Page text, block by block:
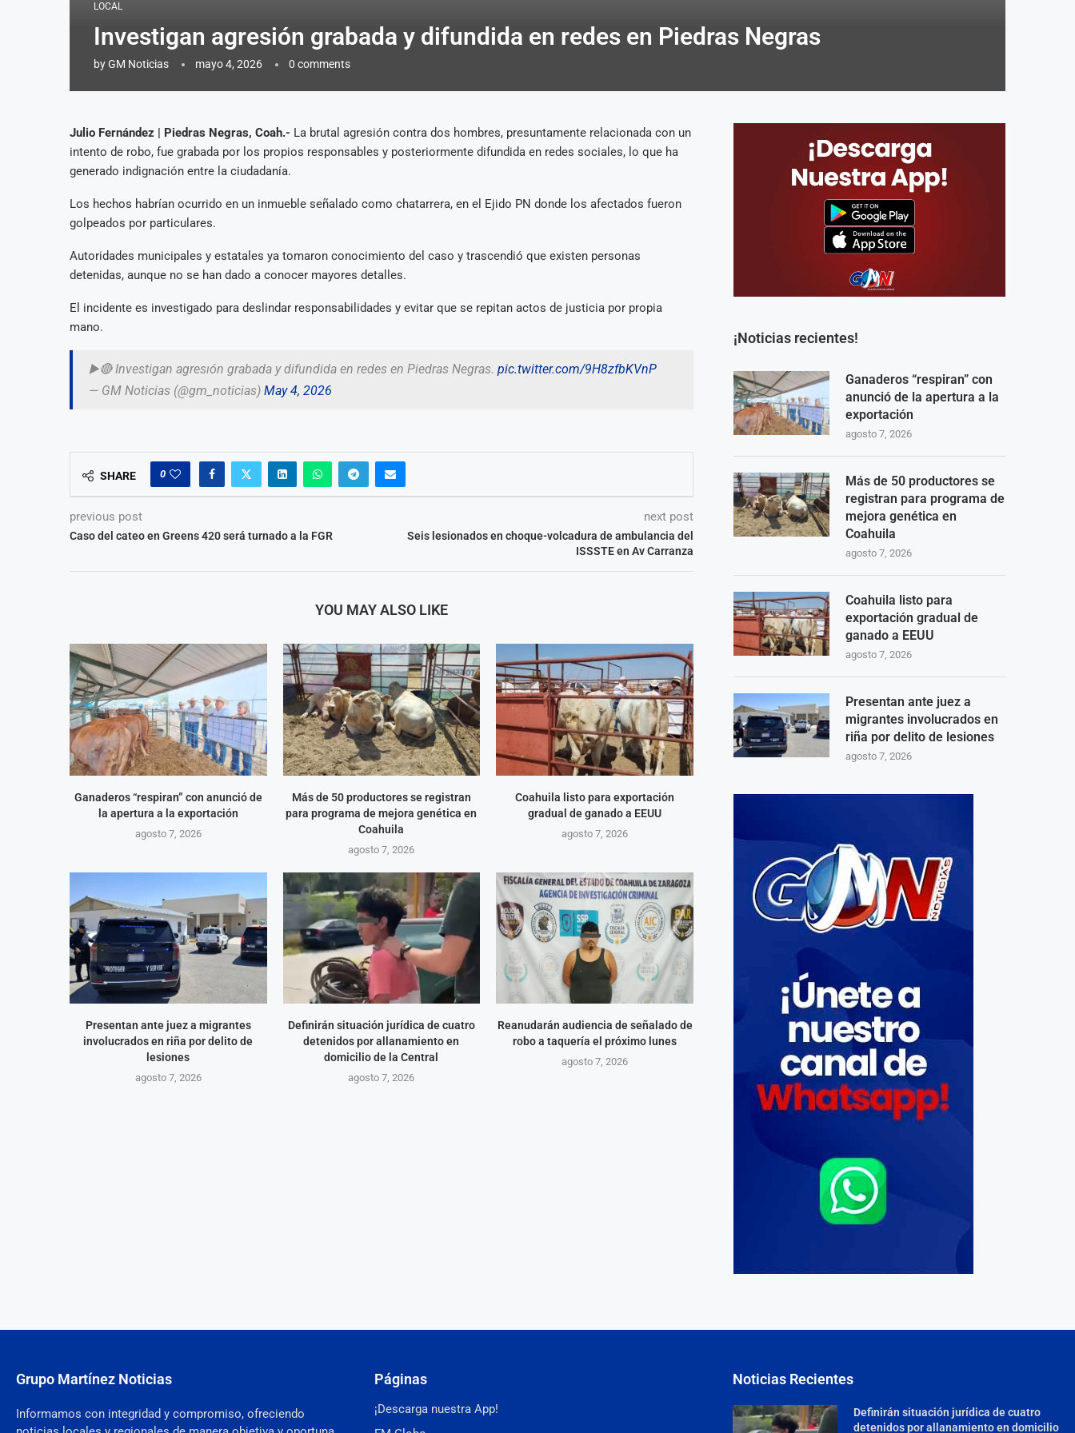
LOCAL
Investigan agresión grabada y difundida en redes en Piedras Negras
byGM Noticias mayo 4, 2026 0 comments
Julio Fernández | Piedras Negras, Coah.- La brutal agresión contra dos hombres, presuntamente relacionada con un
intento de robo, fue grabada por los propios responsables y posteriormente difundida en redes sociales, lo que ha
generado indignación entre la ciudadanía.
Los hechos habrían ocurrido en un inmueble señalado como chatarrera, en el Ejido PN donde los afectados fueron
golpeados por particulares.
Autoridades municipales y estatales ya tomaron conocimiento del caso y trascendió que existen personas
detenidas, aunque no se han dado a conocer mayores detalles.
El incidente es investigado para deslindar responsabilidades y evitar que se repitan actos de justicia por propia
mano.
▶️🔴 Investigan agresıón grabada y difundida en redes en Piedras Negras. pic.twitter.com/9H8zfbKVnP
— GM Noticias (@gm_noticias) May 4, 2026
SHARE 0
previous post
Caso del cateo en Greens 420 será turnado a la FGR
next post
Seis lesionados en choque-volcadura de ambulancia del
ISSSTE en Av Carranza
YOU MAY ALSO LIKE
Ganaderos “respiran” con anunció de
la apertura a la exportación
agosto 7, 2026
Más de 50 productores se registran
para programa de mejora genética en
Coahuila
agosto 7, 2026
Coahuila listo para exportación
gradual de ganado a EEUU
agosto 7, 2026
Presentan ante juez a migrantes
involucrados en riña por delito de
lesiones
agosto 7, 2026
Definirán situación jurídica de cuatro
detenidos por allanamiento en
domicilio de la Central
agosto 7, 2026
Reanudarán audiencia de señalado de
robo a taquería el próximo lunes
agosto 7, 2026
¡Noticias recientes!
Ganaderos “respiran” con
anunció de la apertura a la
exportación
agosto 7, 2026
Más de 50 productores se
registran para programa de
mejora genética en
Coahuila
agosto 7, 2026
Coahuila listo para
exportación gradual de
ganado a EEUU
agosto 7, 2026
Presentan ante juez a
migrantes involucrados en
riña por delito de lesiones
agosto 7, 2026
Grupo Martínez Noticias
Informamos con integridad y compromiso, ofreciendo
Páginas
¡Descarga nuestra App!
Noticias Recientes
Definirán situación jurídica de cuatro
detenidos por allanamiento en domicilio